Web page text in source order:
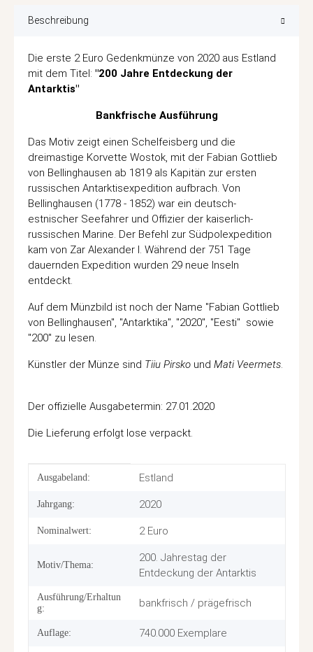
Beschreibung
Die erste 2 Euro Gedenkmünze von 2020 aus Estland
mit dem Titel: "200 Jahre Entdeckung der
Antarktis"
Bankfrische Ausführung
Das Motiv zeigt einen Schelfeisberg und die
dreimastige Korvette Wostok, mit der Fabian Gottlieb
von Bellinghausen ab 1819 als Kapitän zur ersten
russischen Antarktisexpedition aufbrach. Von
Bellinghausen (1778 - 1852) war ein deutsch-
estnischer Seefahrer und Offizier der kaiserlich-
russischen Marine. Der Befehl zur Südpolexpedition
kam von Zar Alexander I. Während der 751 Tage
dauernden Expedition wurden 29 neue Inseln
entdeckt.
Auf dem Münzbild ist noch der Name "Fabian Gottlieb
von Bellinghausen", "Antarktika", "2020", "Eesti" sowie
"200" zu lesen.
Künstler der Münze sind Tiiu Pirsko und Mati Veermets
Der offizielle Ausgabetermin: 27.01.2020
Die Lieferung erfolgt lose verpackt.
Produkteigenschaft
Wert
Ausgabeland: Estland
Jahrgang: 2020
Nominalwert: 2 Euro
Motiv/Thema:
200. Jahrestag der
Entdeckung der Antarktis
Ausführung/Erhaltun
g:
bankfrisch / prägefrisch
Auflage: 740.000 Exemplare